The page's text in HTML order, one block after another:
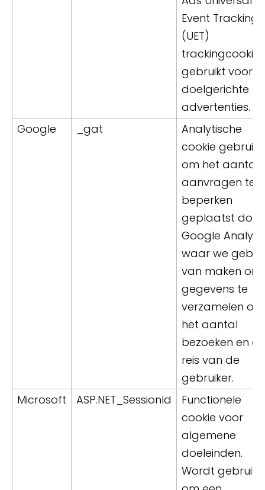
Event Tracking
(UET)
trackingcookie
gebruikt voor
doelgerichte
advertenties.
Google
_gat
Analytische
cookie gebruikt
om het aantal
aanvragen te
beperken
geplaatst door
Google
waar we
van maken om
gegevens te
verzamelen
het aantal
bezoeken en
reis van de
gebruiker.
Microsoft
ASP.NET_SessionId
Functionele
cookie voor
algemene
doeleinden.
Wordt gebruikt